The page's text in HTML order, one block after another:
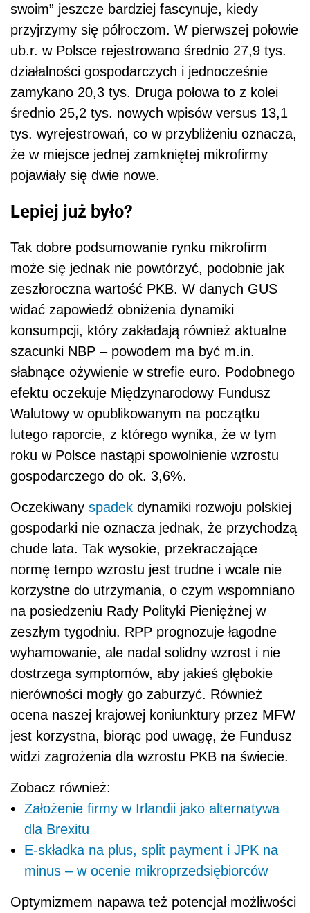
swoim” jeszcze bardziej fascynuje, kiedy
przyjrzymy się półroczom. W pierwszej połowie
ub.r. w Polsce rejestrowano średnio 27,9 tys.
działalności gospodarczych i jednocześnie
zamykano 20,3 tys. Druga połowa to z kolei
średnio 25,2 tys. nowych wpisów versus 13,1
tys. wyrejestrowań, co w przybliżeniu oznacza,
że w miejsce jednej zamkniętej mikrofirmy
pojawiały się dwie nowe.
Lepiej już było?
Tak dobre podsumowanie rynku mikrofirm
może się jednak nie powtórzyć, podobnie jak
zeszłoroczna wartość PKB. W danych GUS
widać zapowiedź obniżenia dynamiki
konsumpcji, który zakładają również aktualne
szacunki NBP – powodem ma być m.in.
słabnące ożywienie w strefie euro. Podobnego
efektu oczekuje Międzynarodowy Fundusz
Walutowy w opublikowanym na początku
lutego raporcie, z którego wynika, że w tym
roku w Polsce nastąpi spowolnienie wzrostu
gospodarczego do ok. 3,6%.
Oczekiwany spadek dynamiki rozwoju polskiej
gospodarki nie oznacza jednak, że przychodzą
chude lata. Tak wysokie, przekraczające
normę tempo wzrostu jest trudne i wcale nie
korzystne do utrzymania, o czym wspomniano
na posiedzeniu Rady Polityki Pieniężnej w
zeszłym tygodniu. RPP prognozuje łagodne
wyhamowanie, ale nadal solidny wzrost i nie
dostrzega symptomów, aby jakieś głębokie
nierówności mogły go zaburzyć. Również
ocena naszej krajowej koniunktury przez MFW
jest korzystna, biorąc pod uwagę, że Fundusz
widzi zagrożenia dla wzrostu PKB na świecie.
Zobacz również:
Założenie firmy w Irlandii jako alternatywa
dla Brexitu
E-składka na plus, split payment i JPK na
minus – w ocenie mikroprzedsiębiorców
Optymizmem napawa też potencjał możliwości